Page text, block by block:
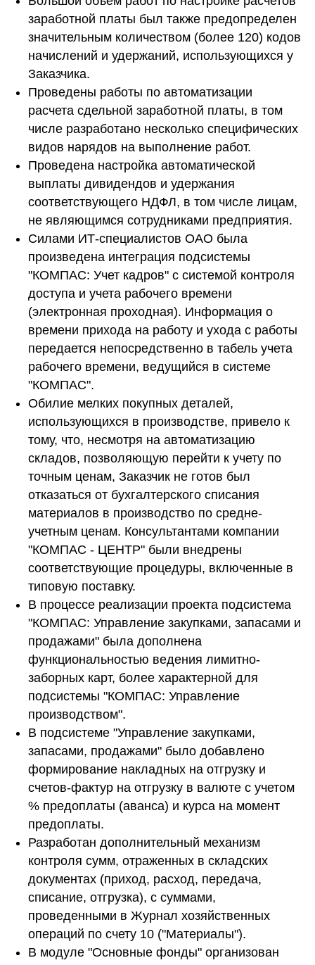
заработной платы был также предопределен
значительным количеством (более 120) кодов
начислений и удержаний, использующихся у
Заказчика.
Проведены работы по автоматизации
расчета сдельной заработной платы, в том
числе разработано несколько специфических
видов нарядов на выполнение работ.
Проведена настройка автоматической
выплаты дивидендов и удержания
соответствующего НДФЛ, в том числе лицам,
не являющимся сотрудниками предприятия.
Силами ИТ-специалистов ОАО была
произведена интеграция подсистемы
"КОМПАС: Учет кадров" с системой контроля
доступа и учета рабочего времени
(электронная проходная). Информация о
времени прихода на работу и ухода с работы
передается непосредственно в табель учета
рабочего времени, ведущийся в системе
"КОМПАС".
Обилие мелких покупных деталей,
использующихся в производстве, привело к
тому, что, несмотря на автоматизацию
складов, позволяющую перейти к учету по
точным ценам, Заказчик не готов был
отказаться от бухгалтерского списания
материалов в производство по средне-
учетным ценам. Консультантами компании
"КОМПАС - ЦЕНТР" были внедрены
соответствующие процедуры, включенные в
типовую поставку.
В процессе реализации проекта подсистема
"КОМПАС: Управление закупками, запасами и
продажами" была дополнена
функциональностью ведения лимитно-
заборных карт, более характерной для
подсистемы "КОМПАС: Управление
производством".
В подсистеме "Управление закупками,
запасами, продажами" было добавлено
формирование накладных на отгрузку и
счетов-фактур на отгрузку в валюте с учетом
% предоплаты (аванса) и курса на момент
предоплаты.
Разработан дополнительный механизм
контроля сумм, отраженных в складских
документах (приход, расход, передача,
списание, отгрузка), с суммами,
проведенными в Журнал хозяйственных
операций по счету 10 ("Материалы").
В модуле "Основные фонды" организован